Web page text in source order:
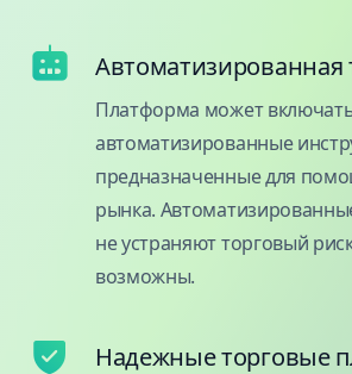
Автоматизированная
Платформа может
автоматизированные
предназначенные для
рынка.
не устраняют торговый
возможны.
Надежные торговые